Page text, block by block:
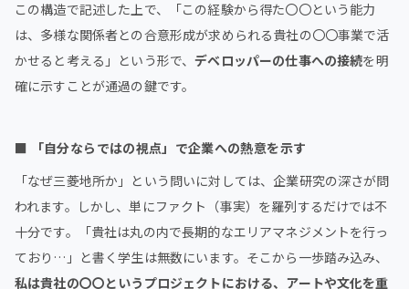
この構造で記述した上で、「この経験から得た〇〇という能力
は、多様な関係者との合意形成が求められる貴社の〇〇事業で活
かせると考える」という形で、デベロッパーの仕事への接続を明
確に示すことが通過の鍵です。
■
「自分ならではの視点」で企業への熱意を示す
「なぜ三菱地所か」という問いに対しては、企業研究の深さが問
われます。しかし、単にファクト（事実）を羅列するだけでは不
十分です。「貴社は丸の内で長期的なエリアマネジメントを行っ
ており…」と書く学生は無数にいます。そこから一歩踏み込み、
私は貴社の〇〇というプロジェクトにおける、アートや文化を重